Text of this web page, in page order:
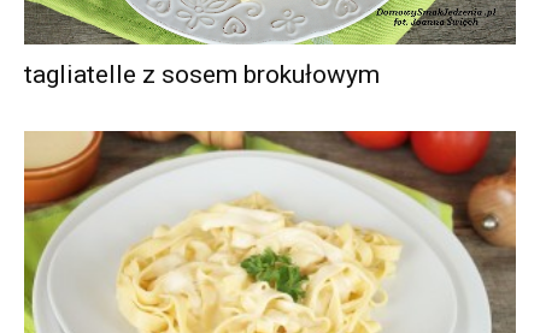
tagliatelle z sosem brokułowym